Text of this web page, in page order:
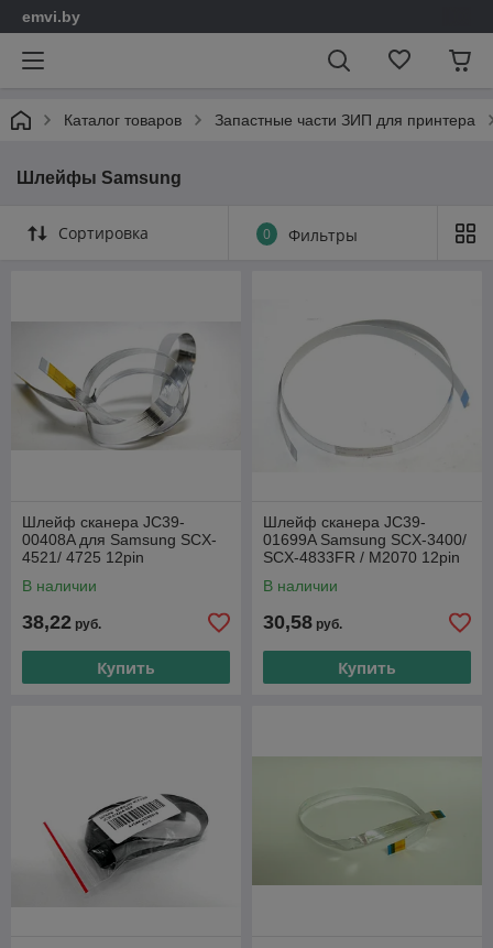
emvi.by
Каталог товаров Запастные части ЗИП для принтера
Шлейфы Samsung
Сортировка 0 Фильтры
Шлейф сканера JC39-
00408A для Samsung SCX-
4521/ 4725 12pin
В наличии
38,22 руб.
Купить
Шлейф сканера JC39-
01699A Samsung SCX-3400/
SCX-4833FR / M2070 12pin
В наличии
30,58 руб.
Купить